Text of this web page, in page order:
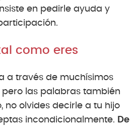
en pedirle ayuda y
como eres
a través de muchísimos
pero las palabras también
no olvides decirle a tu hijo
incondicionalmente. De